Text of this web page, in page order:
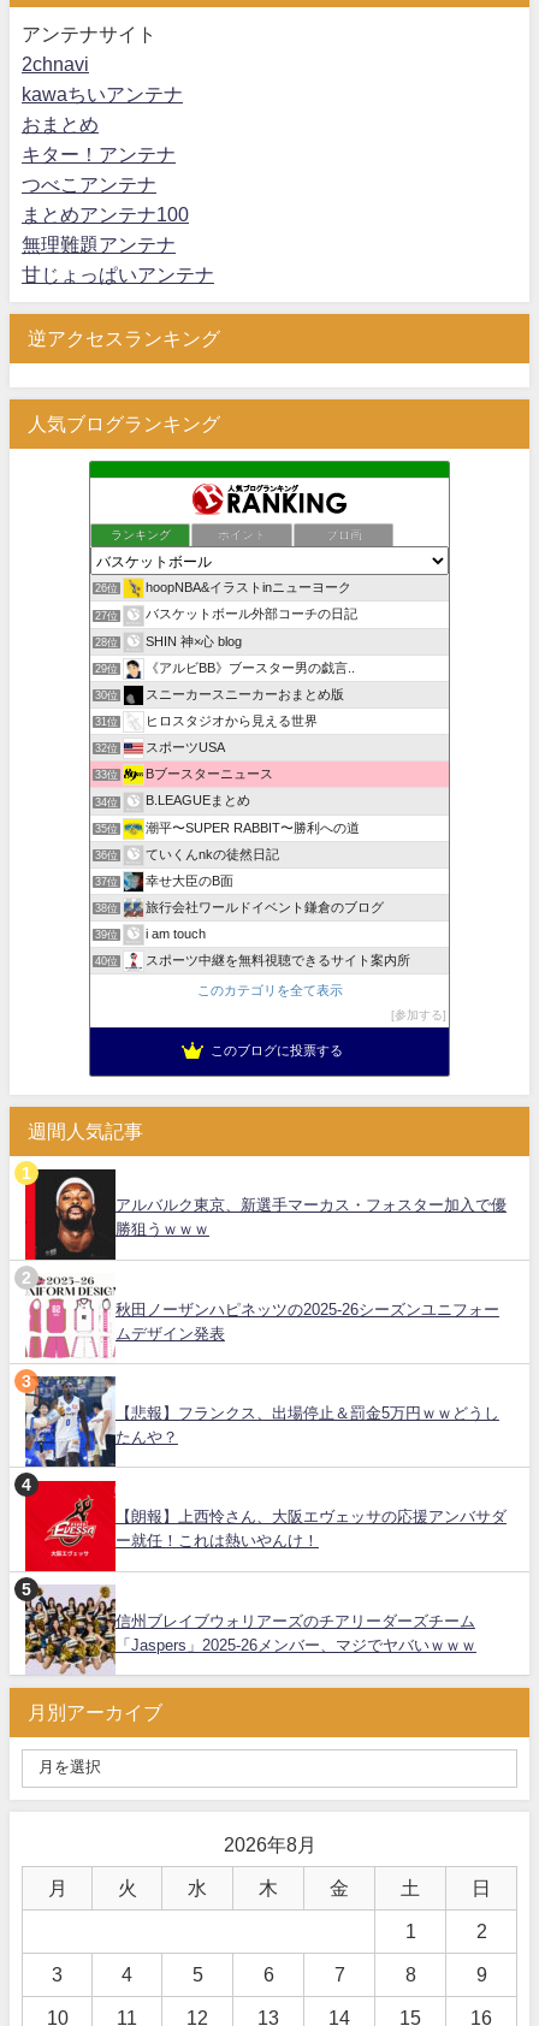
アンテナサイト
2chnavi
kawaちいアンテナ
おまとめ
キター！アンテナ
つべこアンテナ
まとめアンテナ100
無理難題アンテナ
甘じょっぱいアンテナ
逆アクセスランキング
人気ブログランキング
ランキング ポイント ブロ画
26位 hoopNBA&イラストinニューヨーク
27位 バスケットボール外部コーチの日記
28位 SHIN 神×心 blog
29位 《アルビBB》ブースター男の戯言..
30位 スニーカースニーカーおまとめ版
31位 ヒロスタジオから見える世界
32位 スポーツUSA
33位 Bブースターニュース
34位 B.LEAGUEまとめ
35位 潮平〜SUPER RABBIT〜勝利への道
36位 ていくんnkの徒然日記
37位 幸せ大臣のB面
38位 旅行会社ワールドイベント鎌倉のブログ
39位 i am touch
40位 スポーツ中継を無料視聴できるサイト案内所
このカテゴリを全て表示
参加する
このブログに投票する
週間人気記事
アルバルク東京、新選手マーカス・フォスター加入で優
勝狙うｗｗｗ
秋田ノーザンハピネッツの2025-26シーズンユニフォー
ムデザイン発表
【悲報】フランクス、出場停止＆罰金5万円ｗｗどうし
たんや？
【朗報】上西怜さん、大阪エヴェッサの応援アンバサダ
ー就任！これは熱いやんけ！
信州ブレイブウォリアーズのチアリーダーズチーム
「Jaspers」2025-26メンバー、マジでヤバいｗｗｗ
月別アーカイブ
2026年8月
月 火 水 木 金 土 日
1 2
3 4 5 6 7 8 9
10 11 12 13 14 15 16